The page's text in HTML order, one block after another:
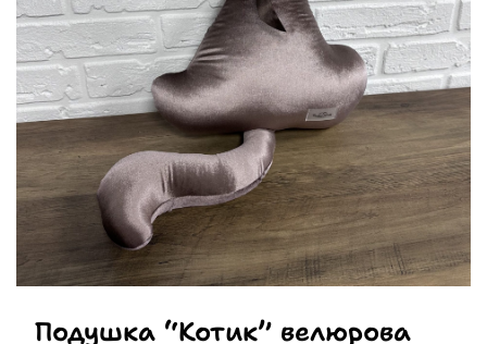
Подушка “Котик” велюрова